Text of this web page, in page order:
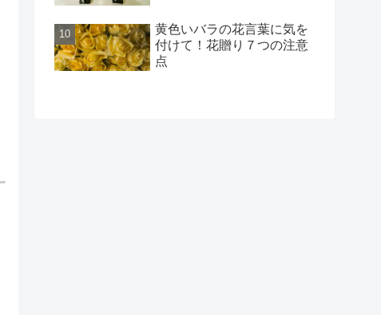
黄色いバラの花言葉に気を
付けて！花贈り７つの注意
点